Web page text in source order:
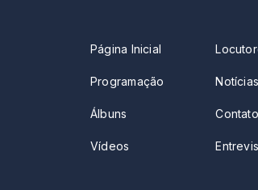
Página Inicial
Programação
Álbuns
Vídeos
Contato